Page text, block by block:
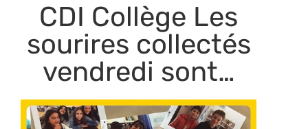
CDI Collège Les
sourires collectés
vendredi sont…